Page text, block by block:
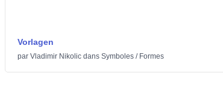
Vorlagen
par Vladimir Nikolicdans Symboles/ Formes